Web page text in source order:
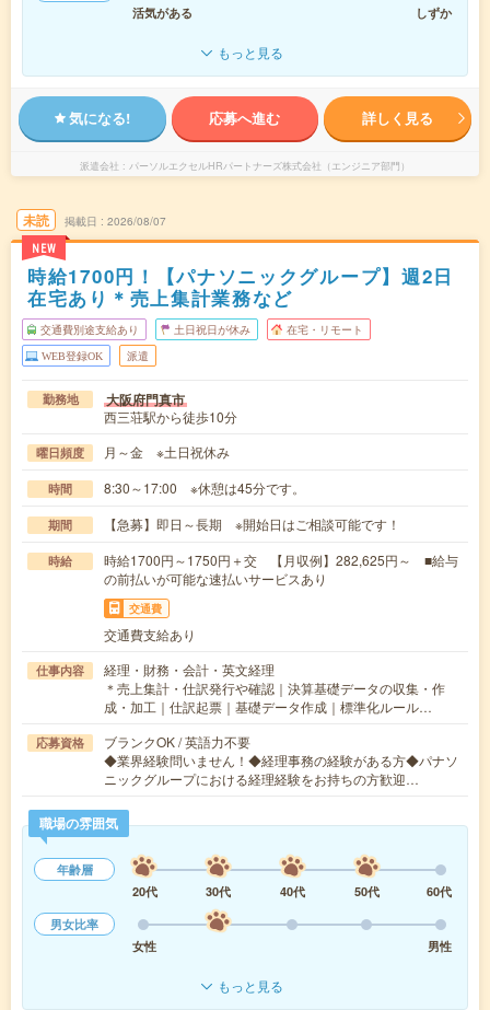
活気がある
しずか
もっと見る
気になる! 応募へ進む 詳しく見る
派遣会社 パーソルエクセルHRパートナーズ株式会社（エンジニア部門）
未読
NEW
掲載日 2026/08/07
時給1700円！【パナソニックグループ】週2日
在宅あり＊売上集計業務など
交通費別途支給あり 土日祝日が休み 在宅・リモート
WEB登録OK 派遣
勤務地 大阪府門真市
西三荘駅から徒歩10分
曜日頻度 月～金 ※土日祝休み
時間 8:30～17:00 ※休憩は45分です。
期間 【急募】即日～長期 ※開始日はご相談可能です！
時給
時給1700円～1750円＋交 【月収例】282,625円～ ■給与
の前払いが可能な速払いサービスあり
交通費
交通費支給あり
仕事内容
経理・財務・会計・英文経理
＊売上集計・仕訳発行や確認｜決算基礎データの収集・作
成・加工｜仕訳起票｜基礎データ作成｜標準化ルール…
応募資格
ブランクOK / 英語力不要
◆業界経験問いません！◆経理事務の経験がある方◆パナソ
ニックグループにおける経理経験をお持ちの方歓迎…
職場の雰囲気
年齢層
20代
30代 40代 50代
60代
男女比率
女性
男性
もっと見る